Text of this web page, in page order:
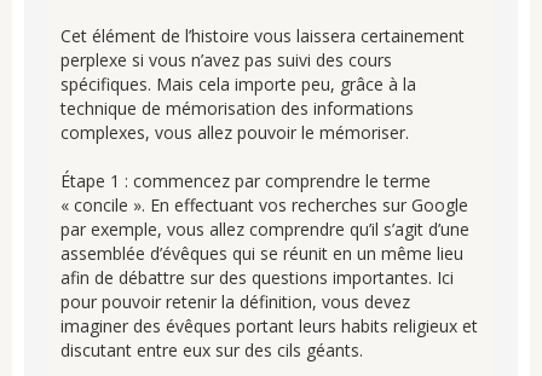
Cet élément de l’histoire vous laissera certainement
perplexe si vous n’avez pas suivi des cours
spécifiques. Mais cela importe peu, grâce à la
technique de mémorisation des informations
complexes, vous allez pouvoir le mémoriser.
Étape 1 : commencez par comprendre le terme
« concile ». En effectuant vos recherches sur Google
par exemple, vous allez comprendre qu’il s’agit d’une
assemblée d’évêques qui se réunit en un même lieu
afin de débattre sur des questions importantes. Ici
pour pouvoir retenir la définition, vous devez
imaginer des évêques portant leurs habits religieux et
discutant entre eux sur des cils géants.